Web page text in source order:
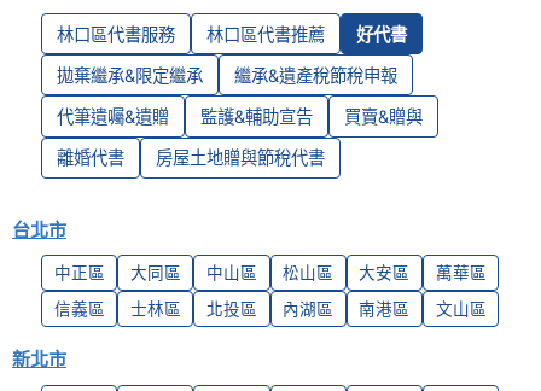
林口區代書服務 林口區代書推薦 好代書
拋棄繼承&限定繼承 繼承&遺產稅節稅申報
代筆遺囑&遺贈 監護&輔助宣告 買賣&贈與
離婚代書 房屋土地贈與節稅代書
台北市
中正區 大同區 中山區 松山區 大安區
萬華區
信義區
士林區 北投區 內湖區 南港區 文山區
新北市